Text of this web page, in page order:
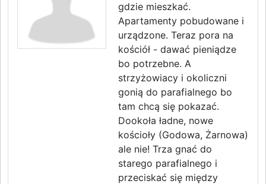
gdzie mieszkać.
Apartamenty pobudowane i
urządzone. Teraz pora na
kościół - dawać pieniądze
bo potrzebne. A
strzyżowiacy i okoliczni
gonią do parafialnego bo
tam chcą się pokazać.
Dookoła ładne, nowe
kościoły (Godowa, Żarnowa)
ale nie! Trza gnać do
starego parafialnego i
przeciskać się między